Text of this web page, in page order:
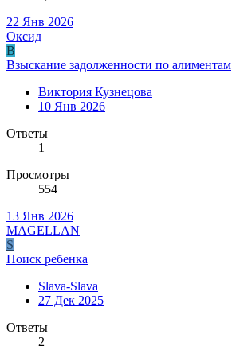
22 Янв 2026
Оксид
В
Взыскание задолженности по алиментам
Виктория Кузнецова
10 Янв 2026
Ответы
1
Просмотры
554
13 Янв 2026
MAGELLAN
S
Поиск ребенка
Slava-Slava
27 Дек 2025
Ответы
2